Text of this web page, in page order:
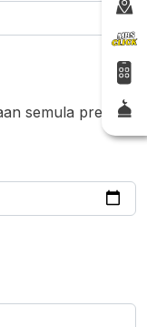
semula premis